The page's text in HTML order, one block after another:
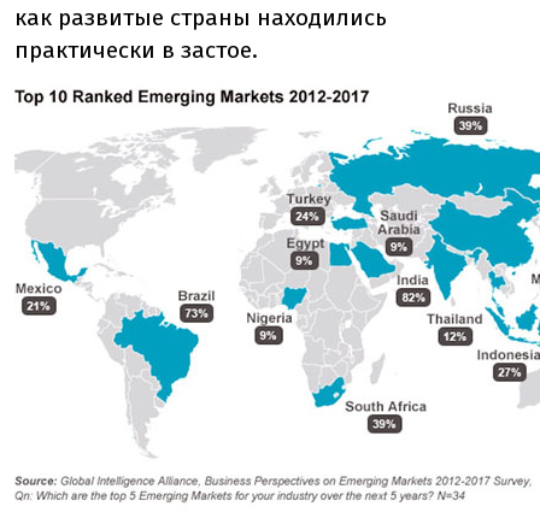
как развитые страны находились
практически в застое.